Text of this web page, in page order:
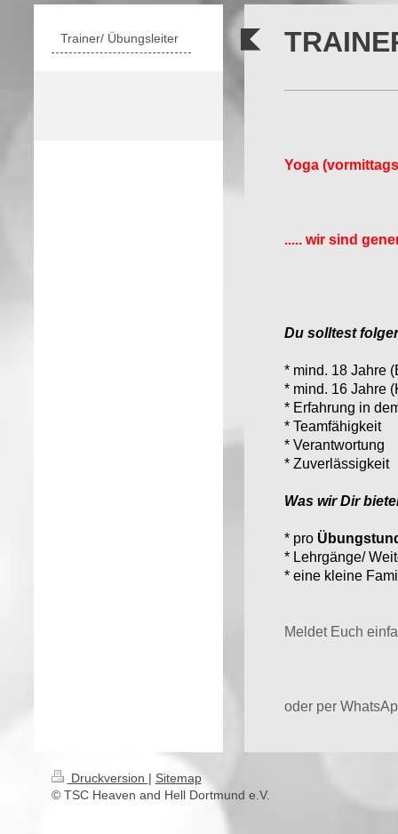
Yoga
..... wir sind
Du solltest
* mind. 18 Jahre
* mind. 16 Jahre
* Erfahrung in
* Teamfähigkeit
* Verantwortung
* Zuverlässigkeit
Was wir Dir
* pro
* Lehrgänge/
* eine kleine
Meldet Euch
oder per
Trainer/ Übungsleiter
Druckversion | Sitemap
© TSC Heaven and Hell Dortmund e.V.